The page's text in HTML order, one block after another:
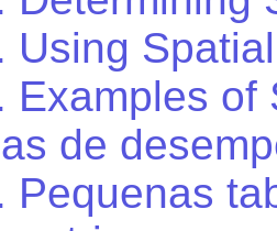
Using
Examples of
de
Pequenas